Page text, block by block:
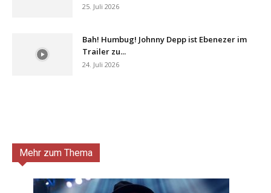
25. Juli 2026
Bah! Humbug! Johnny Depp ist Ebenezer im
Trailer zu...
24. Juli 2026
Mehr zum Thema